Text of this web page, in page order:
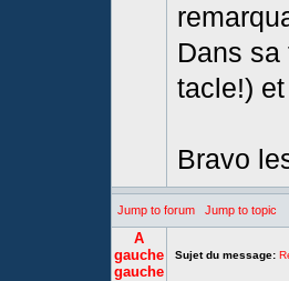
Dans
tacle!)
Bravo
Jump to forum Jump to topic
A
gauche
gauche
Sujet du message: